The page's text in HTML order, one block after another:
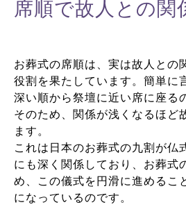
席順で故人との関
お葬式の席順は、実は故人との
役割を果たしています。簡単に
深い順から祭壇に近い席に座る
そのため、関係が浅くなるほど
ます。
これは日本のお葬式の九割が仏
にも深く関係しており、お葬式
め、この儀式を円滑に進めるこ
になっているのです。